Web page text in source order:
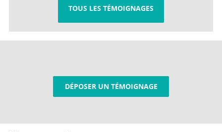
TOUS LES TÉMOIGNAGES
DÉPOSER UN TÉMOIGNAGE